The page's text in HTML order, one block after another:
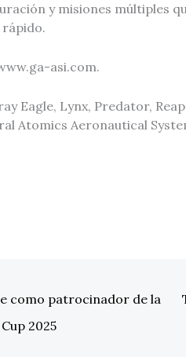
y misiones múltiples
rápido.
asi.com.
Eagle, Lynx, Predator,
Atomics Aeronautical
como patrocinador de la
2025